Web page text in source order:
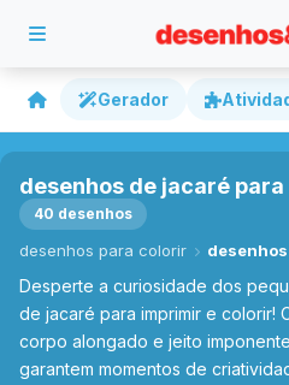
Gerador
desenhos de jacaré
40 desenhos
desenhos para colorir
Desperte a curiosidade dos
de jacaré para imprimir e colorir!
corpo alongado e jeito
garantem momentos de